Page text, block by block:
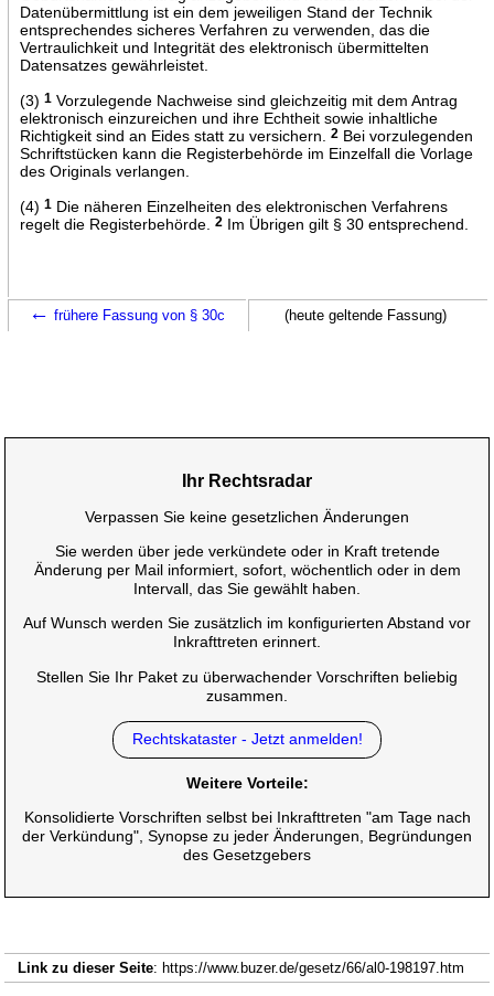
Datenübermittlung ist ein dem jeweiligen Stand der Technik
entsprechendes sicheres Verfahren zu verwenden, das die
Vertraulichkeit und Integrität des elektronisch übermittelten
Datensatzes gewährleistet.
(3) 1Vorzulegende Nachweise sind gleichzeitig mit dem Antrag
elektronisch einzureichen und ihre Echtheit sowie inhaltliche
Richtigkeit sind an Eides statt zu versichern.
2Bei vorzulegenden
Schriftstücken kann die Registerbehörde im Einzelfall die Vorlage
des Originals verlangen.
(4) 1Die näheren Einzelheiten des elektronischen Verfahrens
regelt die Registerbehörde.
2Im Übrigen gilt § 30 entsprechend.
← frühere Fassung von § 30c (heute geltende Fassung)
Ihr Rechtsradar
Verpassen Sie keine gesetzlichen Änderungen
Sie werden über jede verkündete oder in Kraft tretende
Änderung per Mail informiert, sofort, wöchentlich oder in dem
Intervall, das Sie gewählt haben.
Auf Wunsch werden Sie zusätzlich im konfigurierten Abstand vor
Inkrafttreten erinnert.
Stellen Sie Ihr Paket zu überwachender Vorschriften beliebig
zusammen.
Rechtskataster - Jetzt anmelden!
Weitere Vorteile:
Konsolidierte Vorschriften selbst bei Inkrafttreten "am Tage nach
der Verkündung", Synopse zu jeder Änderungen, Begründungen
des Gesetzgebers
Link zu dieser Seite: https://www.buzer.de/gesetz/66/al0-198197.htm